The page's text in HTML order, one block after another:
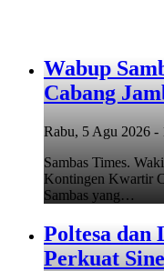
Wabup
Cabang
Rabu, 5 Agu 2026 -
Sambas Times.
Kontingen Kwartir
Sambas yang…
Poltesa dan
Perkuat